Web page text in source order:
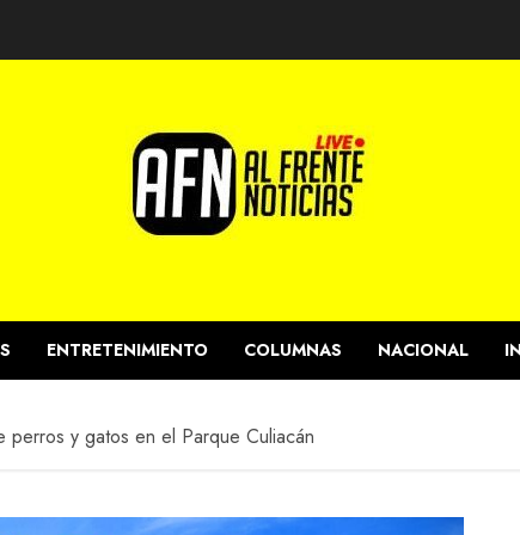
ENTRETENIMIENTO COLUMNAS NACIONAL
y gatos en el Parque Culiacán